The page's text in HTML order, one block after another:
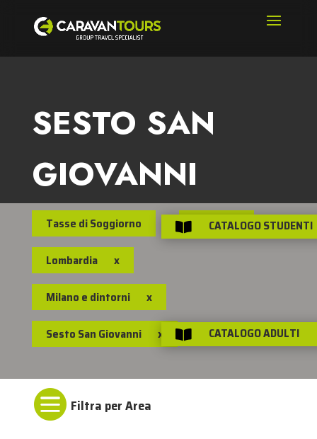
SESTO SAN
GIOVANNI
Tasse di Soggiorno Italia x
Lombardia x
Milano e dintorni x
Sesto San Giovanni x

 CATALOGO STUDENTI
 CATALOGO ADULTI